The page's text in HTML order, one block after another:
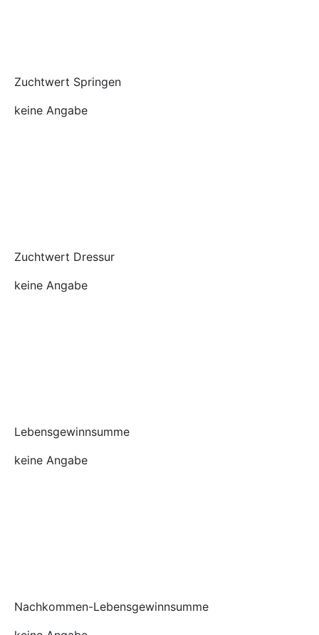
Zuchtwert Springen
keine Angabe
Zuchtwert Dressur
keine Angabe
Lebensgewinnsumme
keine Angabe
Nachkommen-Lebensgewinnsumme